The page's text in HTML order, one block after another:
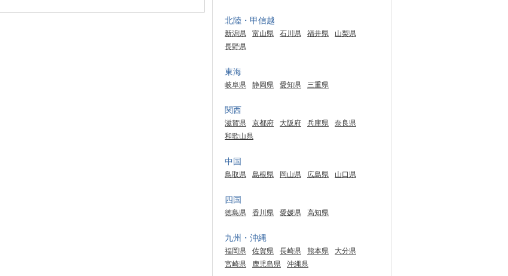
北陸・甲信越
新潟県 富山県 石川県 福井県
山梨県
長野県
東海
岐阜県 静岡県 愛知県 三重県
関西
滋賀県 京都府 大阪府 兵庫県
奈良県
和歌山県
中国
鳥取県 島根県 岡山県 広島県 山口県
四国
徳島県 香川県 愛媛県 高知県
九州・沖縄
福岡県 佐賀県 長崎県 熊本県
大分県
宮崎県
鹿児島県 沖縄県